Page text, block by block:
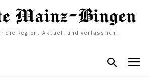
die Region. Aktuell und verlässlich.